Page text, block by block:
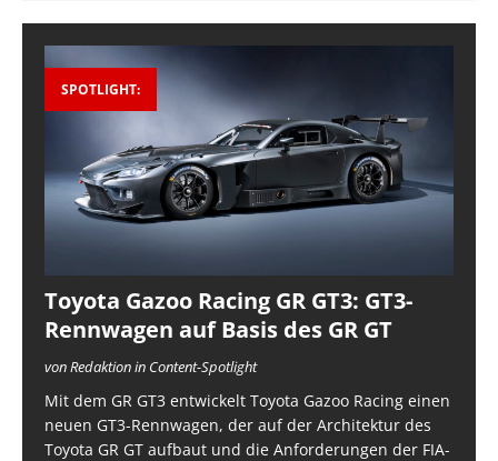
SPOTLIGHT:
Toyota Gazoo Racing GR GT3: GT3-
Rennwagen auf Basis des GR GT
von Redaktion in Content-Spotlight
Mit dem GR GT3 entwickelt Toyota Gazoo Racing einen
neuen GT3-Rennwagen, der auf der Architektur des
Toyota GR GT aufbaut und die Anforderungen der FIA-